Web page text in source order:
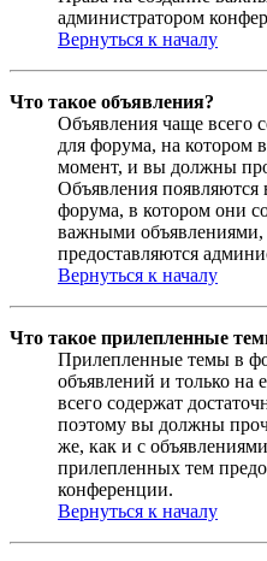
администратором
Вернуться к началу
Что такое объявления?
Объявления чаще
для форума, на котором
момент, и вы должны
Объявления
форума, в котором они
важными объявлениями,
предоставляются
Вернуться к началу
Что такое прилепленные
Прилепленные темы в
объявлений и только на
всего содержат
поэтому вы должны
же, как и с
прилепленных тем
конференции.
Вернуться к началу